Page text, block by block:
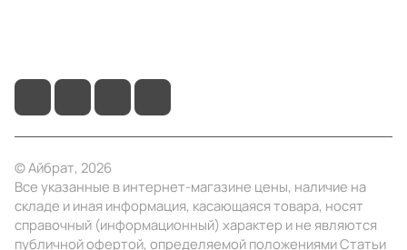
© Айбрат, 2026
Все указанные в интернет-магазине цены, наличие на
складе и иная информация, касающаяся товара, носят
справочный (информационный) характер и не являются
публичной офертой, определяемой положениями Статьи